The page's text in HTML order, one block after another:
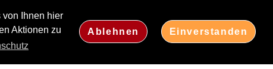
Ihnen hier
Aktionen zu
Ablehnen Einverstanden